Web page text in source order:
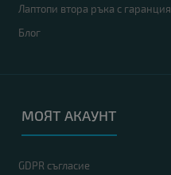
Лаптопи втора ръка с гаранция
Блог
МОЯТ АКАУНТ
GDPR съгласие